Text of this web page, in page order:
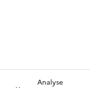
Analyse